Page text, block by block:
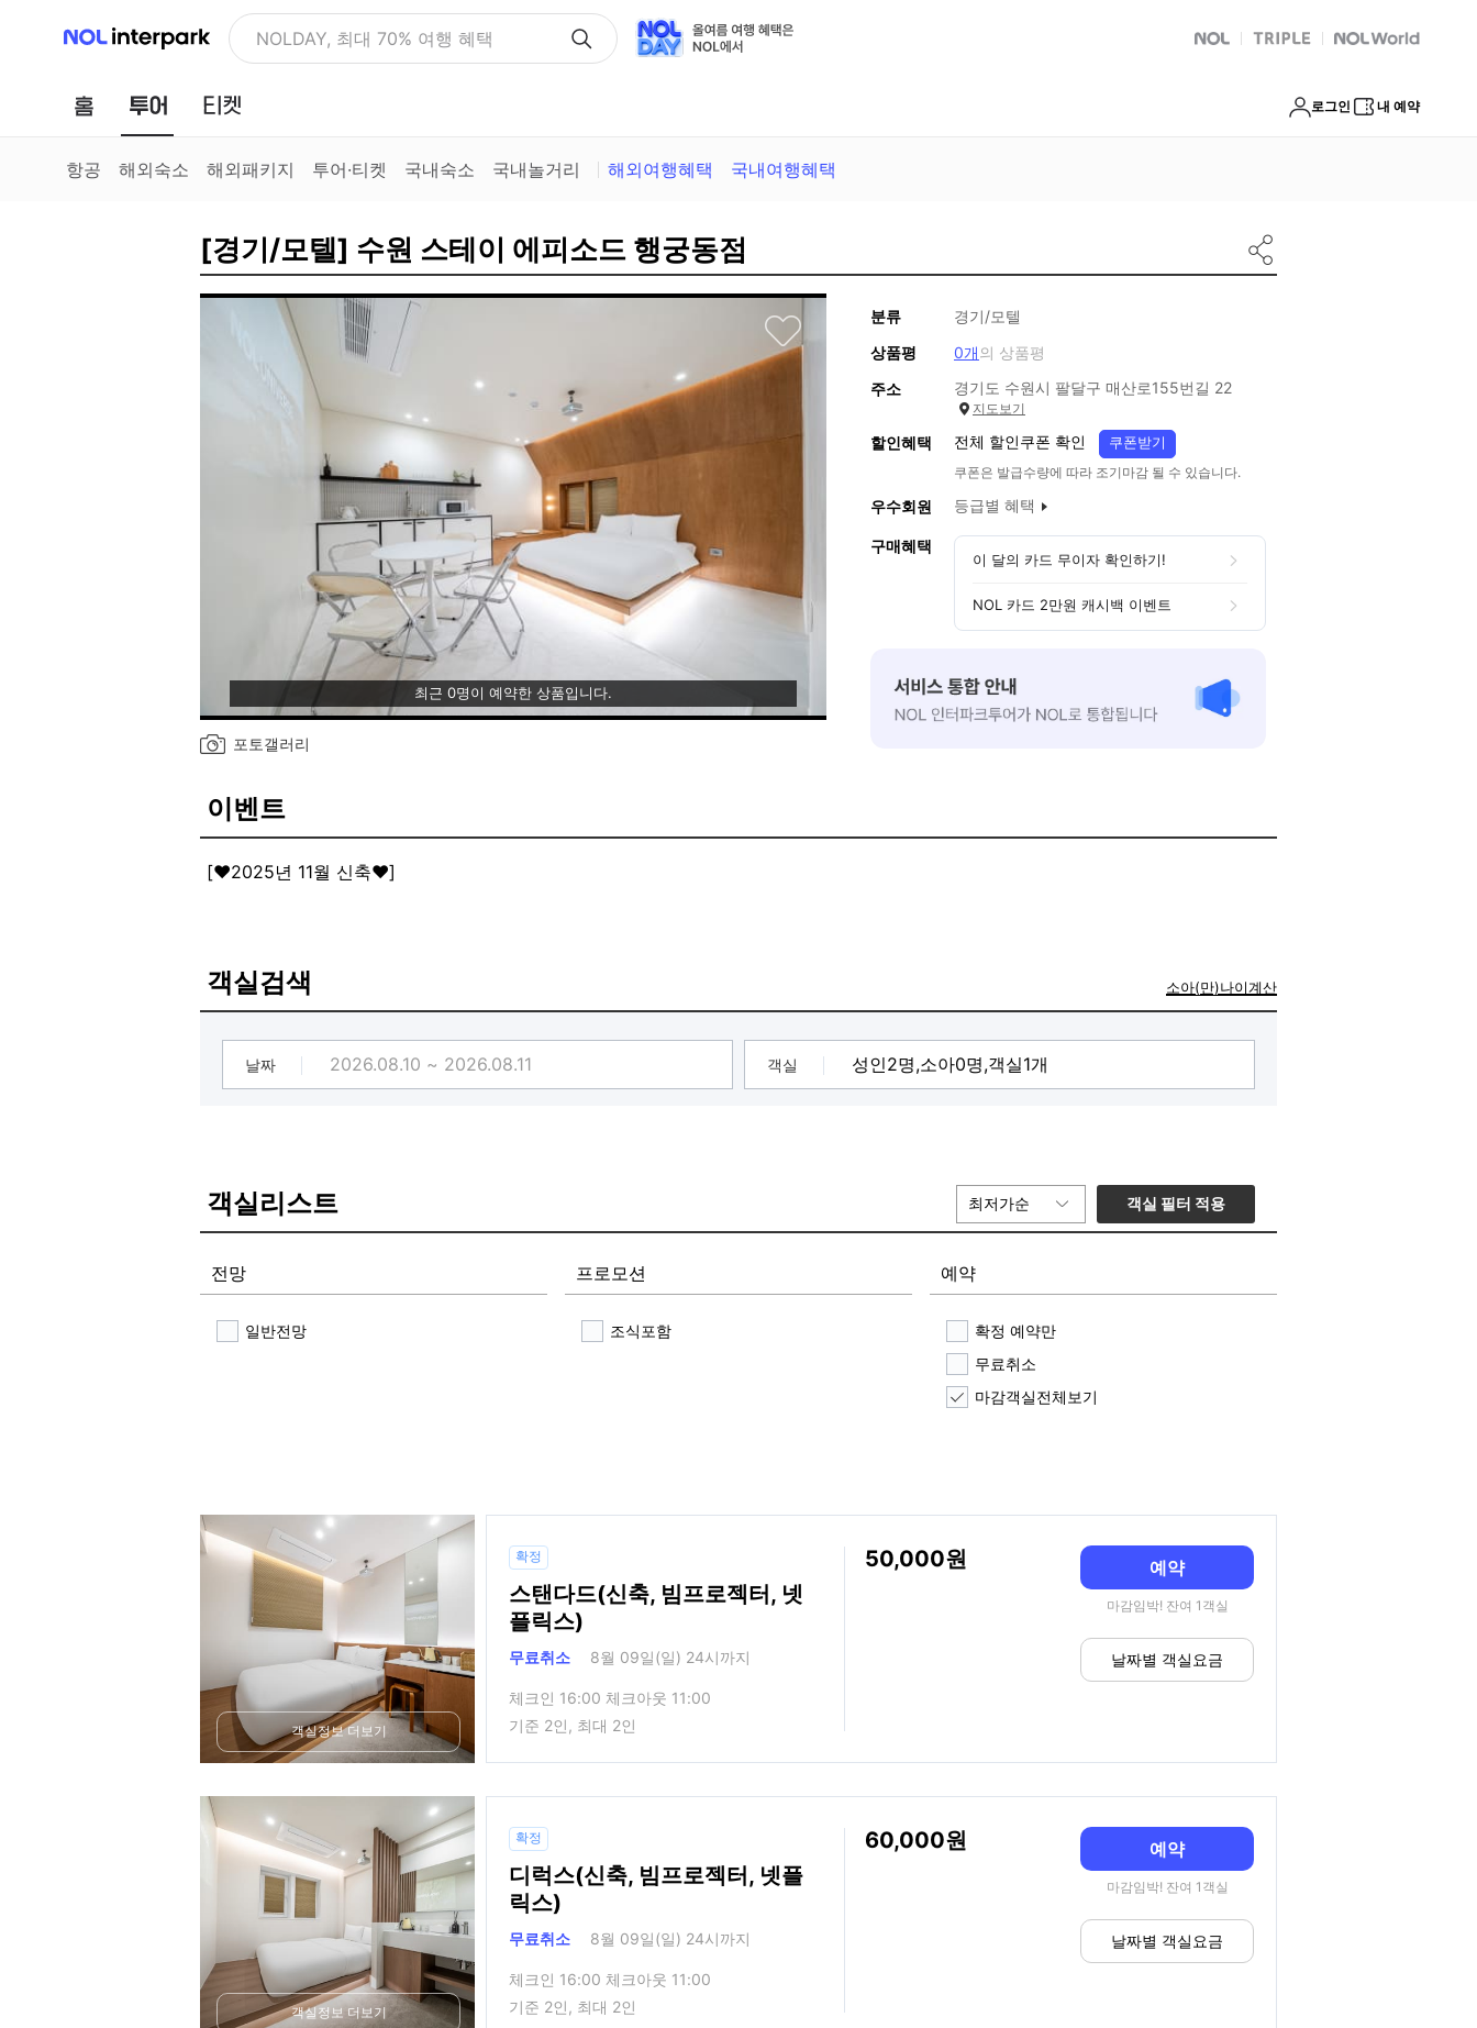
NOL 인터파크 NOLDAY, 최대 70% 여행 혜택 NOL 트리플 Global Interpark
홈 투어 로그인 내 예약
항공 해외숙소 해외패키지 투어·티켓 국내숙소 국내놀거리 해외여행혜택 국내여행혜택
[경기/모텔] 수원 스테이 에피소드 행궁동점
최근 0명이 예약한 상품입니다.
포토갤러리
분류
경기/모텔
상품평
0개의 상품평
주소
경기도 수원시 팔달구 매산로155번길 22
지도보기
할인혜택 전체 할인쿠폰 확인 쿠폰받기
쿠폰은 발급수량에 따라 조기마감 될 수 있습니다.
우수회원 등급별 혜택
구매혜택
이 달의 카드 무이자 확인하기!
NOL 카드 2만원 캐시백 이벤트
이벤트
[❤️2025년 11월 신축❤️]
객실검색 소아(만)나이계산
날짜 객실
객실리스트 최저가순 객실 필터 적용
전망
일반전망
프로모션
조식포함
예약
확정 예약만
무료취소
마감객실전체보기
객실정보 더보기
확정
스탠다드(신축, 빔프로젝터, 넷
플릭스)
무료취소 8월 09일(일) 24시까지
체크인 16:00 체크아웃 11:00
기준 2인, 최대 2인
50,000 예약
마감임박! 잔여 1객실
날짜별 객실요금
객실정보 더보기
확정
디럭스(신축, 빔프로젝터, 넷플
릭스)
무료취소 8월 09일(일) 24시까지
체크인 16:00 체크아웃 11:00
기준 2인, 최대 2인
60,000 예약
마감임박! 잔여 1객실
날짜별 객실요금